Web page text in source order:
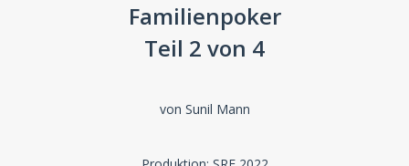
Familienpoker
Teil 2 von 4
von Sunil Mann